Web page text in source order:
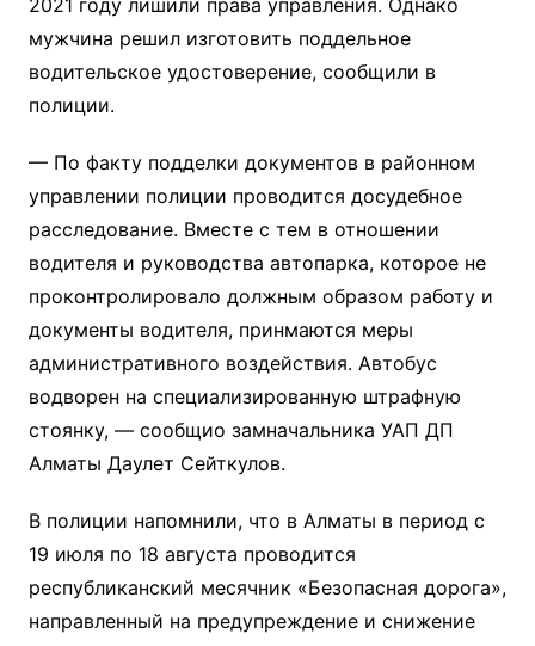
2021 году лишили права управления. Однако
мужчина решил изготовить поддельное
водительское удостоверение, сообщили в
полиции.
— По факту подделки документов в районном
управлении полиции проводится досудебное
расследование. Вместе с тем в отношении
водителя и руководства автопарка, которое не
проконтролировало должным образом работу и
документы водителя, принмаются меры
административного воздействия. Автобус
водворен на специализированную штрафную
стоянку, — сообщио замначальника УАП ДП
Алматы Даулет Сейткулов.
В полиции напомнили, что в Алматы в период с
19 июля по 18 августа проводится
республиканский месячник «‎Безопасная дорога»‎,
направленный на предупреждение и снижение